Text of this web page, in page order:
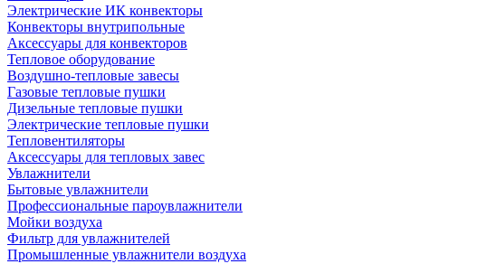
Электрические ИК конвекторы
Конвекторы внутрипольные
Аксессуары для конвекторов
Тепловое оборудование
Воздушно-тепловые завесы
Газовые тепловые пушки
Дизельные тепловые пушки
Электрические тепловые пушки
Тепловентиляторы
Аксессуары для тепловых завес
Увлажнители
Бытовые увлажнители
Профессиональные пароувлажнители
Мойки воздуха
Фильтр для увлажнителей
Промышленные увлажнители воздуха